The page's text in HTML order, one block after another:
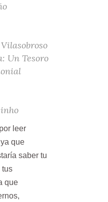
Un Tesoro
leer
que
saber tu
tus
que